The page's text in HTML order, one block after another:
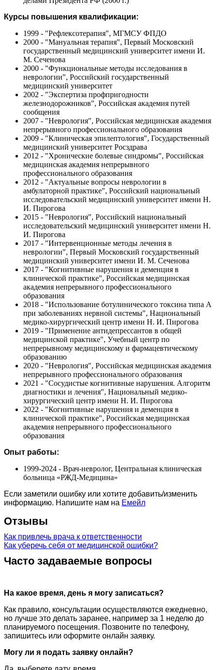
Курсы повышения квалификации:
1999 - "Рефлексотерапия", МГМСУ ФПДО
2000 - "Мануальная терапия", Первый Московский
государственный медицинский университет имени И.
М. Сеченова
2000 - "Функциональные методы исследования в
неврологии", Российский государственный
медицинский университет
2002 - "Экспертиза профпригодности
железнодорожников", Российская академия путей
сообщения
2007 - "Неврология", Российская медицинская академия
непрерывного профессионального образования
2009 - "Клиническая эпилептология", Государственный
медицинский университет Росздрава
2012 - "Хронические болевые синдромы", Российская
медицинская академия непрерывного
профессионального образования
2012 - "Актуальные вопросы неврологии в
амбулаторной практике", Российский национальный
исследовательский медицинский университет имени Н.
И. Пирогова
2015 - "Неврология", Российский национальный
исследовательский медицинский университет имени Н.
И. Пирогова
2017 - "Интервенционные методы лечения в
неврологии", Первый Московский государственный
медицинский университет имени И. М. Сеченова
2017 - "Когнитивные нарушения и деменция в
клинической практике", Российская медицинская
академия непрерывного профессионального
образования
2018 - "Использование ботулинического токсина типа А
при заболеваниях нервной системы", Национальный
медико-хирургический центр имени Н. И. Пирогова
2019 - "Применение антидепрессантов в общей
медицинской практике", Учебный центр по
непрерывному медицинскому и фармацевтическому
образованию
2020 - "Неврология", Российская медицинская академия
непрерывного профессионального образования
2021 - "Сосудистые когнитивные нарушения. Алгоритм
диагностики и лечения", Национальный медико-
хирургический центр имени Н. И. Пирогова
2022 - "Когнитивные нарушения и деменция в
клинической практике", Российская медицинская
академия непрерывного профессионального
образования
Опыт работы:
1999-2024 - Врач-невролог, Центральная клиническая
больница «РЖД-Медицина»
Если заметили ошибку или хотите добавить/изменить
информацию. Напишите нам на Емейл
Отзывы
Как привлечь врача к ответственности
Как уберечь себя от медицинской ошибки?
Часто задаваемые вопросы
На какое время, день я могу записаться?
Как правило, консультации осуществляются ежедневно,
но лучше это делать заранее, например за 1 неделю до
планируемого посещения. Позвоните по телефону,
запишитесь или оформите онлайн заявку.
Могу ли я подать заявку онлайн?